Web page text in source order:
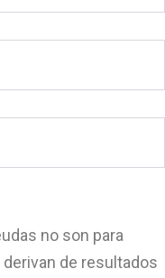
no son para
de resultados